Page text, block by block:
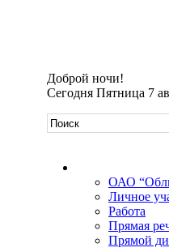
Доброй ночи!
Сегодня Пятница 7
ОАО
Личное
Работа
Прямая
Прямой